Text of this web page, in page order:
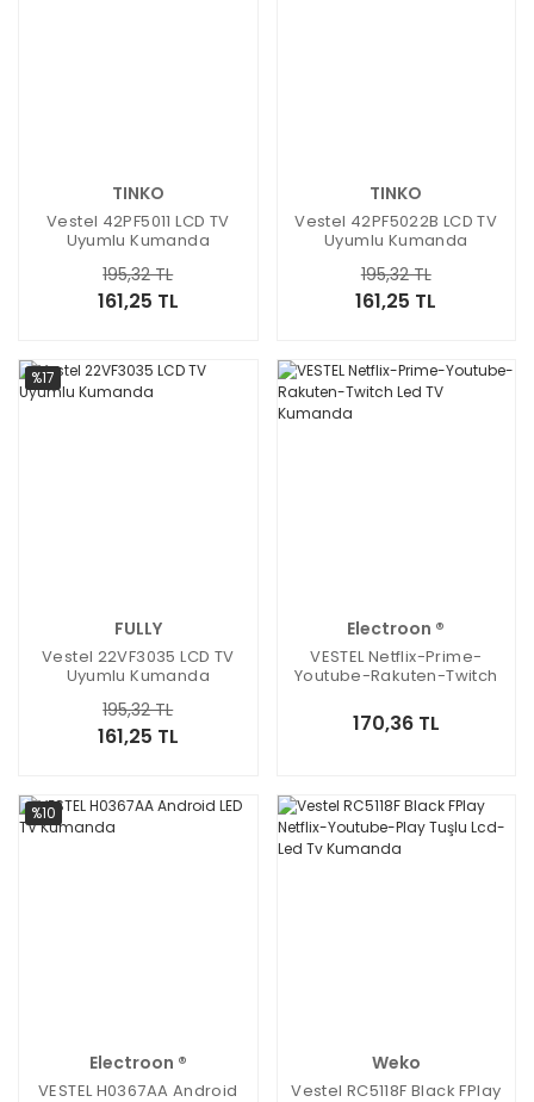
TINKO
Vestel 42PF5011 LCD TV
Uyumlu Kumanda
161,25 TL
195,32 TL
TINKO
Vestel 42PF5022B LCD TV
Uyumlu Kumanda
161,25 TL
195,32 TL
%17
FULLY
Vestel 22VF3035 LCD TV
Uyumlu Kumanda
161,25 TL
195,32 TL
Electroon ®
VESTEL Netflix-Prime-
Youtube-Rakuten-Twitch
170,36 TL
%10
Electroon ®
VESTEL H0367AA Android
Weko
Vestel RC5118F Black FPlay